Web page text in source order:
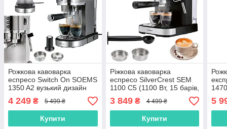
Рожкова кавоварка
еспресо Switch On SOEMS
1350 A2 вузький дизайн
регулювання тем.,
Німеччина)
4 249 ₴ 5 499 ₴
Купити
Ріжкова кавоварка
еспресо SilverCrest SEM
1100 C5 (1100 Вт, 15 барів,
капучинатор, Німеччина)
3 849₴ 4 499 ₴
Купити
5